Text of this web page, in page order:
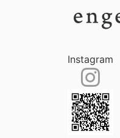
Instagram